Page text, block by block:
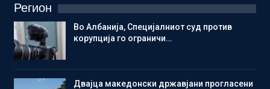
Регион
Во Албанија, Специјалниот суд против
корупција го ограничи…
Двајца македонски државјани прогласени